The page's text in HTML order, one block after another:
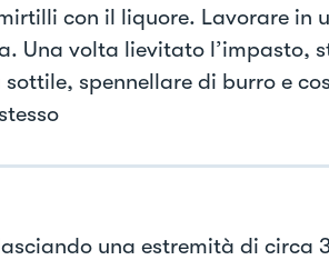
con il liquore. Lavorare in
Una volta lievitato l’impasto,
spennellare di burro e
una estremità di circa